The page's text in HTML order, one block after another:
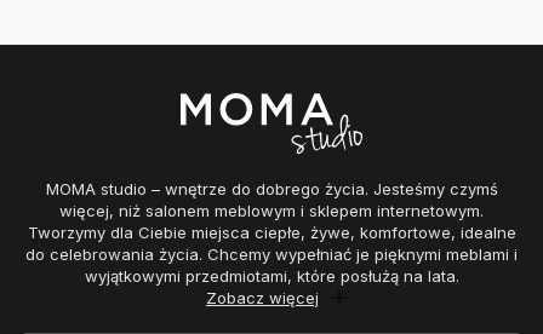
MOMA studio – wnętrze do dobrego życia. Jesteśmy czymś
więcej, niż salonem meblowym i sklepem internetowym.
Tworzymy dla Ciebie miejsca ciepłe, żywe, komfortowe, idealne
do celebrowania życia. Chcemy wypełniać je pięknymi meblami i
wyjątkowymi przedmiotami, które posłużą na lata.
Zobacz więcej